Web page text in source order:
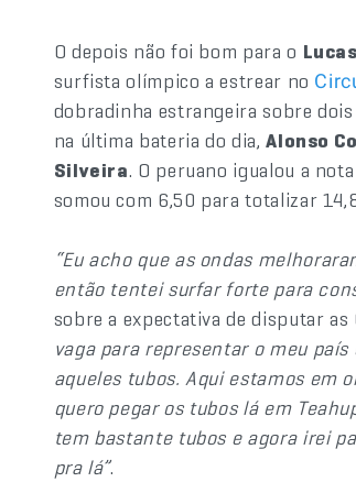
O depois não foi bom para o
surfista olímpico a estrear no
dobradinha estrangeira sobre
na última bateria do dia,Alonso
Silveira. O peruano igualou a
somou com 6,50 para totalizar
“Eu acho que as ondas
então tentei surfar forte para
sobre a expectativa de disputar as
vaga para representar o meu
aqueles tubos. Aqui estamos em
quero pegar os tubos lá em
tem bastante tubos e agora irei
pra lá”.